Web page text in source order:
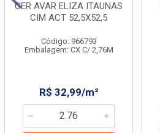
CER AVAR ELIZA ITAUNAS
CIM ACT 52,5X52,5
Código: 966793
Embalagem: CX C/ 2,76M
R$ 32,99/m²